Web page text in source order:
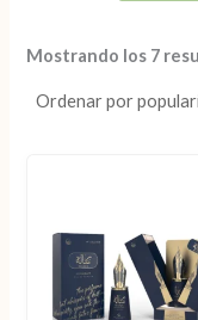
Mostrando los 7